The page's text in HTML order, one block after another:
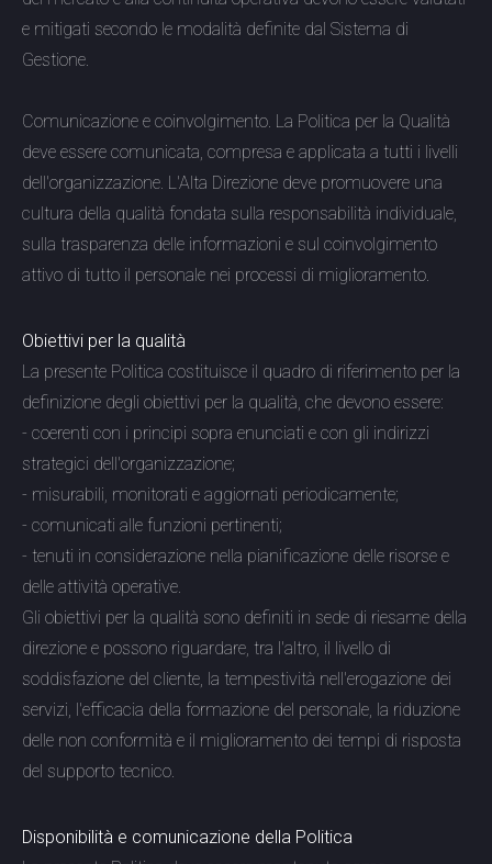
e mitigati secondo le modalità definite dal Sistema di
Gestione.
Comunicazione e coinvolgimento. La Politica per la Qualità
deve essere comunicata, compresa e applicata a tutti i livelli
dell'organizzazione. L'Alta Direzione deve promuovere una
cultura della qualità fondata sulla responsabilità individuale,
sulla trasparenza delle informazioni e sul coinvolgimento
attivo di tutto il personale nei processi di miglioramento.
Obiettivi per la qualità
La presente Politica costituisce il quadro di riferimento per la
definizione degli obiettivi per la qualità, che devono essere:
- coerenti con i principi sopra enunciati e con gli indirizzi
strategici dell'organizzazione;
- misurabili, monitorati e aggiornati periodicamente;
- comunicati alle funzioni pertinenti;
- tenuti in considerazione nella pianificazione delle risorse e
delle attività operative.
Gli obiettivi per la qualità sono definiti in sede di riesame della
direzione e possono riguardare, tra l'altro, il livello di
soddisfazione del cliente, la tempestività nell'erogazione dei
servizi, l'efficacia della formazione del personale, la riduzione
delle non conformità e il miglioramento dei tempi di risposta
del supporto tecnico.
Disponibilità e comunicazione della Politica